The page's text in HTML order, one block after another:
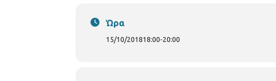
Ώρα
15/10/201818:00-20:00